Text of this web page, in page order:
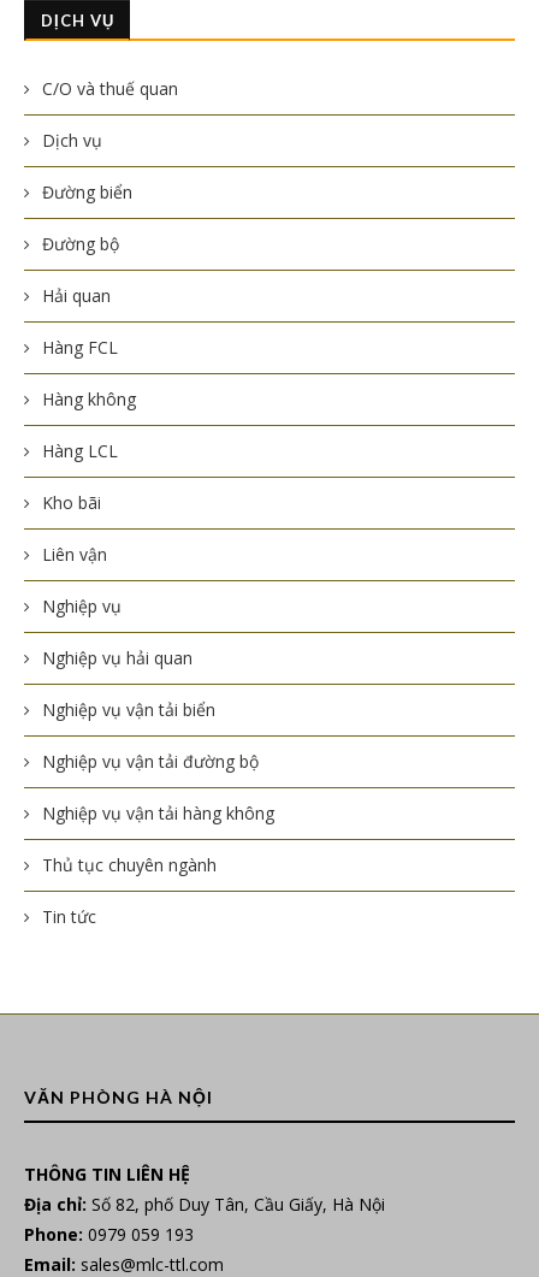
DỊCH VỤ
C/O và thuế quan
Dịch vụ
Đường biển
Đường bộ
Hải quan
Hàng FCL
Hàng không
Hàng LCL
Kho bãi
Liên vận
Nghiệp vụ
Nghiệp vụ hải quan
Nghiệp vụ vận tải biển
Nghiệp vụ vận tải đường bộ
Nghiệp vụ vận tải hàng không
Thủ tục chuyên ngành
Tin tức
VĂN PHÒNG HÀ NỘI
THÔNG TIN LIÊN HỆ
Địa chỉ: Số 82, phố Duy Tân, Cầu Giấy, Hà Nội
Phone: 0979 059 193
Email: sales@mlc-ttl.com